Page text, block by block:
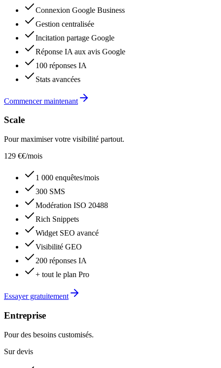
Connexion Google Business
Gestion centralisée
Incitation partage Google
Réponse IA aux avis Google
100 réponses IA
Stats avancées
Commencer maintenant
Scale
Pour maximiser votre visibilité partout.
129 €€/mois
1 000 enquêtes/mois
300 SMS
Modération ISO 20488
Rich Snippets
Widget SEO avancé
Visibilité GEO
200 réponses IA
+ tout le plan Pro
Essayer gratuitement
Entreprise
Pour des besoins customisés.
Sur devis